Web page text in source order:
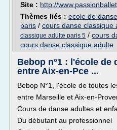
Site : http://
Thèmes liés : ecole de
paris / cours danse classique
classique adulte paris 5 / cours
cours danse classique adulte
Bebop n°1 : l'école de
entre Aix-en-Pce ...
Bebop N°1, l'école de toutes
entre Marseille et Aix-en-
Cours de danse adultes et
Du débutant au professionnel